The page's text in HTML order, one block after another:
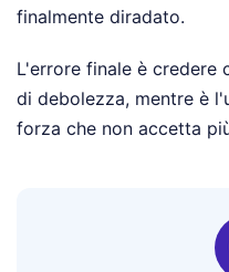
finalmente diradato.
L'errore finale è credere
di debolezza, mentre è
forza che non accetta